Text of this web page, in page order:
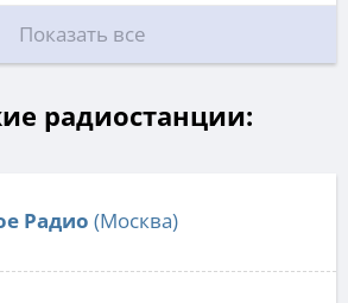
Показать все
радиостанции:
Радио (Москва)